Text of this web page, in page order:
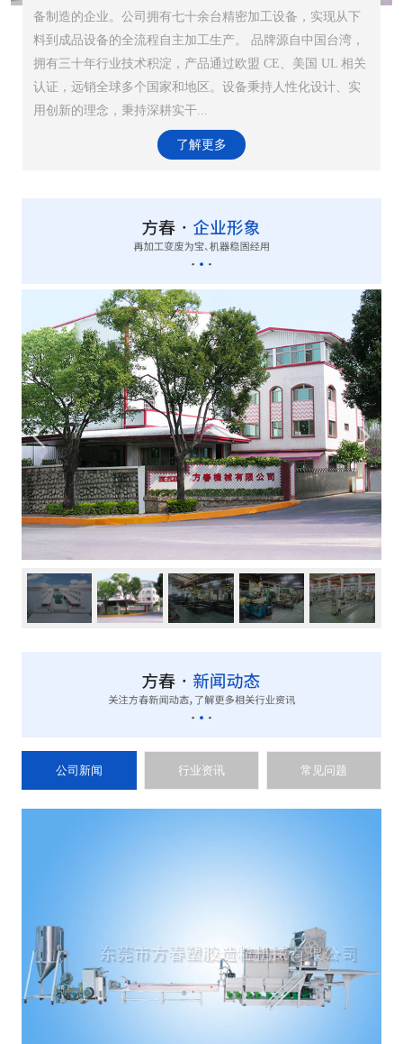
备制造的企业。公司拥有七十余台精密加工设备，实现从下
料到成品设备的全流程自主加工生产。 品牌源自中国台湾，
拥有三十年行业技术积淀，产品通过欧盟 CE、美国 UL 相关
认证，远销全球多个国家和地区。设备秉持人性化设计、实
用创新的理念，秉持深耕实干...
了解更多
公司新闻 行业资讯 常见问题